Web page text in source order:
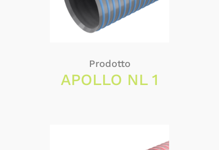
Prodotto
APOLLO NL 1